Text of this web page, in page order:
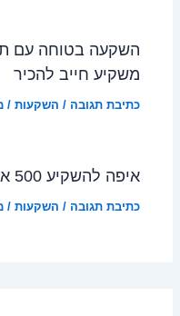
השקעה בטוחה עם
משקיע חייב להכיר
כתיבת תגובה / השקעות /
איפה להשקיע 500 אלף שקל כדי להרוויח בגדול
כתיבת תגובה / השקעות /